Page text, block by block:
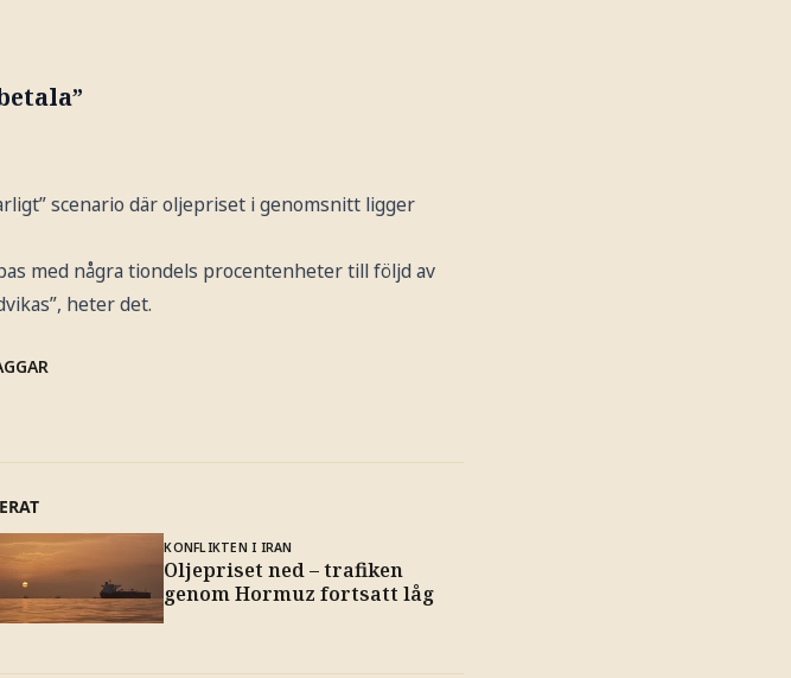
scenario där oljepriset i genomsnitt ligger
med några tiondels procentenheter till följd av
heter det.
KONFLIKTEN I IRAN
Oljepriset ned – trafiken
genom Hormuz fortsatt låg